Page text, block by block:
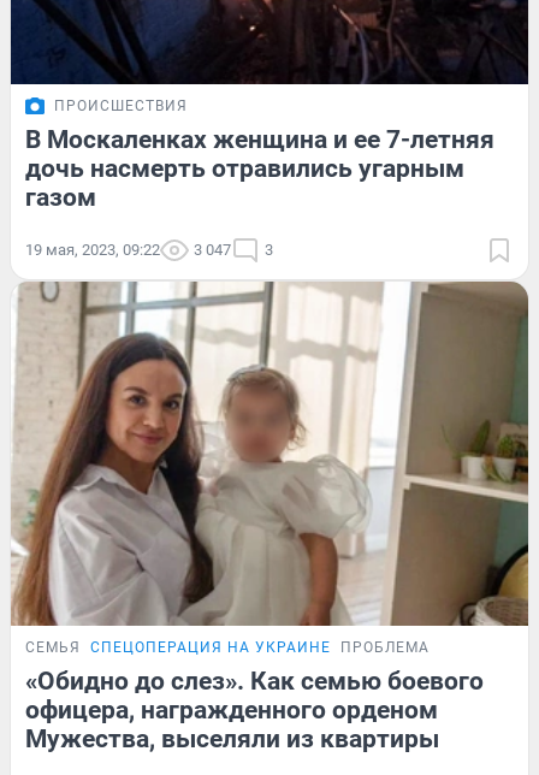
ПРОИСШЕСТВИЯ
В Москаленках женщина и ее 7-летняя
дочь насмерть отравились угарным
газом
19 мая, 2023, 09:22 3 047 3
СЕМЬЯ СПЕЦОПЕРАЦИЯ НА УКРАИНЕ ПРОБЛЕМА
«Обидно до слез». Как семью боевого
офицера, награжденного орденом
Мужества, выселяли из квартиры